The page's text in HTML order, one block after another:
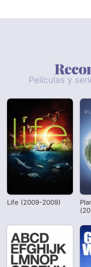
Películas y
Life (2009-2009)